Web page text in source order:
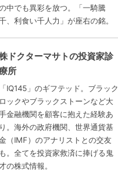
中でも異彩を放つ。「一騎騰
、利食い千人力」が座右の銘。
ドクターマサトの投資家診
所
「IQ145」のギフテッド。ブラック
ロックやブラックストーンなど大
金融機関を顧客に抱えた経験あ
り。海外の政府機関、世界通貨基
（IMF）のアナリストとの交友
も。全てを投資家救済に捧げる鬼
才の株式情報。